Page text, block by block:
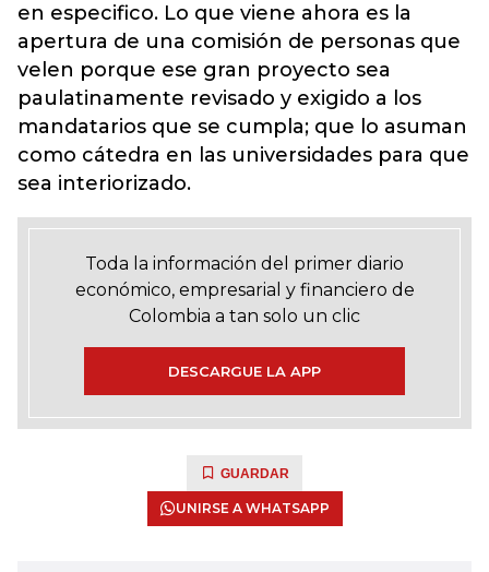
en especifico. Lo que viene ahora es la
apertura de una comisión de personas que
velen porque ese gran proyecto sea
paulatinamente revisado y exigido a los
mandatarios que se cumpla; que lo asuman
como cátedra en las universidades para que
sea interiorizado.
Toda la información del primer diario
económico, empresarial y financiero de
Colombia a tan solo un clic
DESCARGUE LA APP
GUARDAR
UNIRSE A WHATSAPP